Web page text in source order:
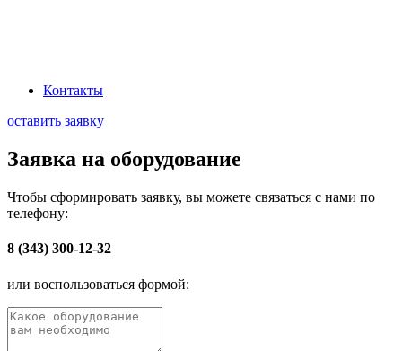
Контакты
оставить заявку
Заявка на оборудование
Чтобы сформировать заявку, вы можете связаться с нами по
телефону:
8 (343) 300-12-32
или воспользоваться формой: